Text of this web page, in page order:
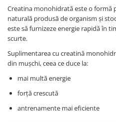
Creatina monohidrată este o formă
naturală produsă de organism și
este să furnizeze energie rapidă în
scurte.
Suplimentarea cu creatină
din mușchi, ceea ce duce la:
mai multă energie
forță crescută
antrenamente mai eficiente